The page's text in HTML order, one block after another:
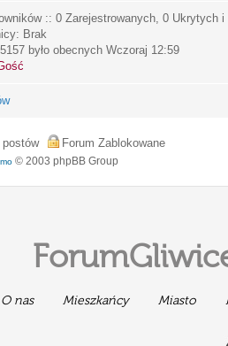
:: 0 Zarejestrowanych, 0 Ukrytych i
Brak
5157 było obecnych Wczoraj 12:59
postów Forum Zablokowane
© 2003 phpBB Group
O nas Mieszkańcy Miasto